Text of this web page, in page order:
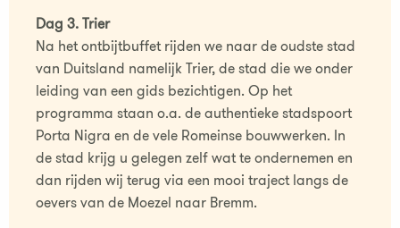
Dag 3. Trier
Na het ontbijtbuffet rijden we naar de oudste stad
van Duitsland namelijk Trier, de stad die we onder
leiding van een gids bezichtigen. Op het
programma staan o.a. de authentieke stadspoort
Porta Nigra en de vele Romeinse bouwwerken. In
de stad krijg u gelegen zelf wat te ondernemen en
dan rijden wij terug via een mooi traject langs de
oevers van de Moezel naar Bremm.